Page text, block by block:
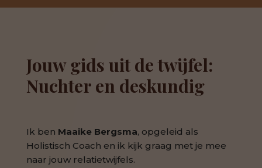
Jouw gids uit de twijfel:
Nuchter en deskundig
Ik ben Maaike Bergsma, opgeleid als
Holistisch Coach en ik kijk graag met je mee
naar jouw relatietwijfels.